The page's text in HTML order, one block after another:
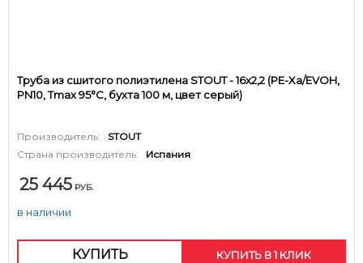
Труба из сшитого полиэтилена STOUT - 16x2,2 (PE-Xa/EVOH,
PN10, Tmax 95°C, бухта 100 м, цвет серый)
Производитель:
STOUT
Страна производитель:
Испания
25 445 РУБ.
в наличии
КУПИТЬ КУПИТЬ В 1 КЛИК